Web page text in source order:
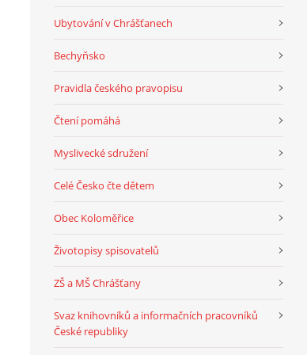
Ubytování v Chrášťanech
Bechyňsko
Pravidla českého pravopisu
Čtení pomáhá
Myslivecké sdružení
Celé Česko čte dětem
Obec Koloměřice
Životopisy spisovatelů
ZŠ a MŠ Chrášťany
Svaz knihovníků a informačních pracovníků
České republiky